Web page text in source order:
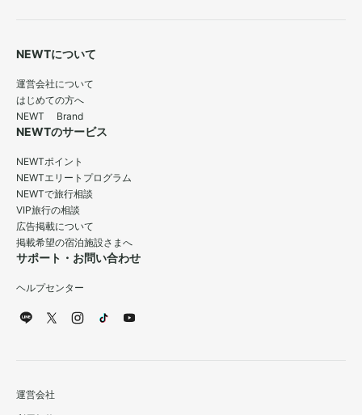
NEWTについて
運営会社について
はじめての方へ
NEWT Brand
NEWTのサービス
NEWTポイント
NEWTエリートプログラム
NEWTで旅行相談
VIP旅行の相談
広告掲載について
掲載希望の宿泊施設さまへ
サポート・お問い合わせ
ヘルプセンター
運営会社